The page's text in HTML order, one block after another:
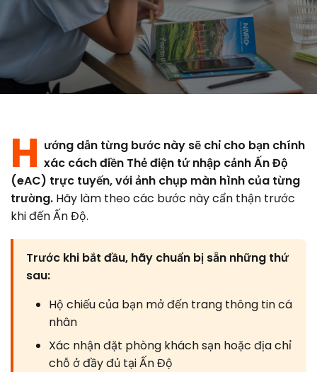
e-arrival card vs eVisa
Who Needs It
OCI Cardholders
Guides
72-Hour Rule
QR Code Guide
Common Mistakes
Portal Troubleshooting
Error Correction
Missed Deadline
By Nationality
US Citizens
UK Citizens
Australia
Canada
NRI Guide
Airports
Delhi (IGI)
Bangalore
FAQ
Languages
H ướng dẫn từng bước này sẽ chỉ cho bạn chính
xác cách điền Thẻ điện tử nhập cảnh Ấn Độ
(eAC) trực tuyến, với ảnh chụp màn hình của từng
trường. Hãy làm theo các bước này cẩn thận trước
khi đến Ấn Độ.
Trước khi bắt đầu, hãy chuẩn bị sẵn những thứ
sau:
Hộ chiếu của bạn mở đến trang thông tin cá
nhân
Xác nhận đặt phòng khách sạn hoặc địa chỉ
chỗ ở đầy đủ tại Ấn Độ